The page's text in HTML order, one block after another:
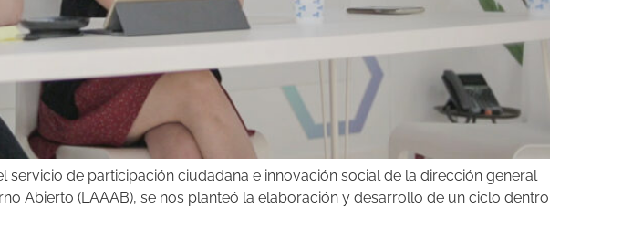
servicio de participación ciudadana e innovación social de la dirección general
Abierto (LAAAB), se nos planteó la elaboración y desarrollo de un ciclo dentro